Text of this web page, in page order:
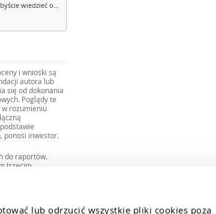
lub odrzucić wszystkie pliki cookies poza
wiedzieć o...
i wnioski są
autora lub
się od dokonania
Poglądy te
w rozumieniu
ponosi inwestor.
do raportów.
trzecim